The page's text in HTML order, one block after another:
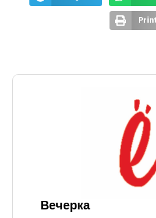
Print
Вечерка